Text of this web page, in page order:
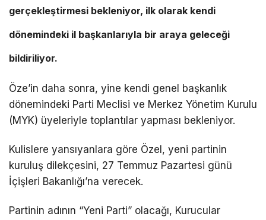
gerçekleştirmesi bekleniyor, ilk olarak kendi
dönemindeki il başkanlarıyla bir araya geleceği
bildiriliyor.
Öze’in daha sonra, yine kendi genel başkanlık
dönemindeki Parti Meclisi ve Merkez Yönetim Kurulu
(MYK) üyeleriyle toplantılar yapması bekleniyor.
Kulislere yansıyanlara göre Özel, yeni partinin
kuruluş dilekçesini, 27 Temmuz Pazartesi günü
İçişleri Bakanlığı’na verecek.
Partinin adının “Yeni Parti” olacağı, Kurucular